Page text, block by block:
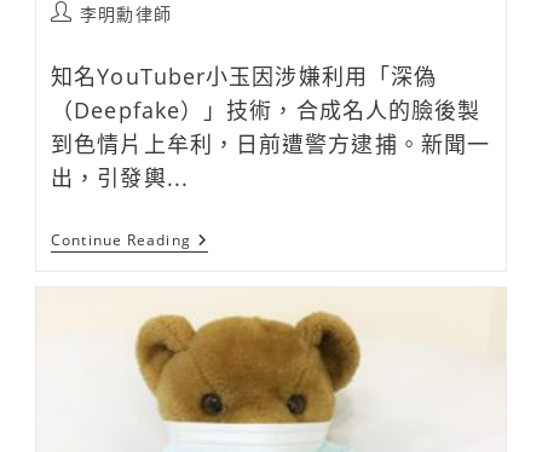
Post李明勳律師
知名YouTuber小玉因涉嫌利用「深偽
（Deepfake）」技術，合成名人的臉後製
到色情片上牟利，日前遭警方逮捕。新聞一
出，引發輿...
Continue Reading你
被
（Deepfake）」
了
技
術
的